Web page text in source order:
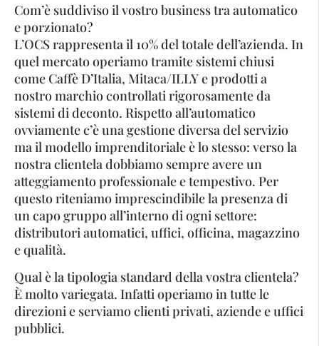
Com’è suddiviso il vostro business tra automatico
e porzionato?
L’OCS rappresenta il 10% del totale dell’azienda. In
quel mercato operiamo tramite sistemi chiusi
come Caffè D’Italia, Mitaca/ILLY e prodotti a
nostro marchio controllati rigorosamente da
sistemi di deconto. Rispetto all’automatico
ovviamente c’è una gestione diversa del servizio
ma il modello imprenditoriale è lo stesso: verso la
nostra clientela dobbiamo sempre avere un
atteggiamento professionale e tempestivo. Per
questo riteniamo imprescindibile la presenza di
un capo gruppo all’interno di ogni settore:
distributori automatici, uffici, officina, magazzino
e qualità.
Qual è la tipologia standard della vostra clientela?
È molto variegata. Infatti operiamo in tutte le
direzioni e serviamo clienti privati, aziende e uffici
pubblici.